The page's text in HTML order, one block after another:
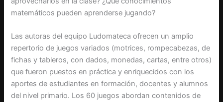
matemáticos pueden aprenderse jugando?
Las autoras del equipo Ludomateca ofrecen un amplio
repertorio de juegos variados (motrices, rompecabezas, de
fichas y tableros, con dados, monedas, cartas, entre otros)
que fueron puestos en práctica y enriquecidos con los
aportes de estudiantes en formación, docentes y alumnos
del nivel primario. Los 60 juegos abordan contenidos de